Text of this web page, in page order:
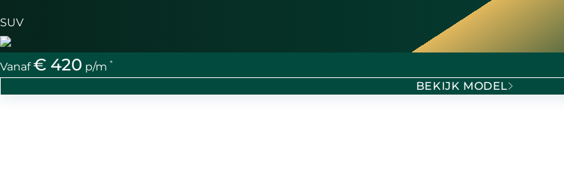
SUV
Vanaf€ 420 p/m *
BEKIJK MODEL